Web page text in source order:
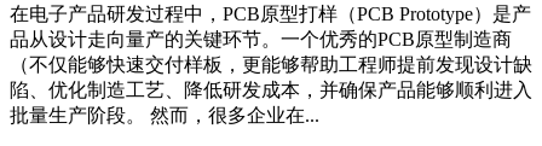
在电子产品研发过程中，PCB原型打样（PCB Prototype）是产
品从设计走向量产的关键环节。一个优秀的PCB原型制造商
（不仅能够快速交付样板，更能够帮助工程师提前发现设计缺
陷、优化制造工艺、降低研发成本，并确保产品能够顺利进入
批量生产阶段。 然而，很多企业在...